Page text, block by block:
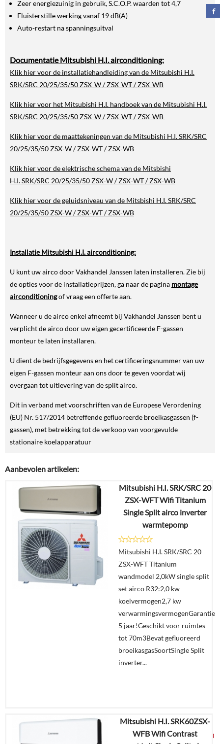
Zeer energiezuinig in gebruik, S.C.O.P. waarden tot 4,7
Fluisterstille werking vanaf 19 dB(A)
Auto-restart na spanningsuitval
Documentatie Mitsubishi H.I. airconditioning:
Klik hier voor de installatiehandleiding van de Mitsubishi H.I.
SRK/SRC 20/25/35/50 ZSX-W / ZSX-WT / ZSX-WB
Klik hier voor het Mitsubishi H.I. handboek van de Mitsubishi H.I.
SRK/SRC 20/25/35/50 ZSX-W / ZSX-WT / ZSX-WB
Klik hier voor de maattekeningen van de Mitsubishi H.I. SRK/SRC
20/25/35/50 ZSX-W / ZSX-WT / ZSX-WB
Klik hier voor de elektrische schema van de Mitsbishi
H.I. SRK/SRC 20/25/35/50 ZSX-W / ZSX-WT / ZSX-WB
Klik hier voor de geluidsniveau van de Mitsbishi H.I. SRK/SRC
20/25/35/50 ZSX-W / ZSX-WT / ZSX-WB
Installatie Mitsubishi H.I. airconditioning:
U kunt uw airco door Vakhandel Janssen laten installeren. Zie bij
de opties voor de installatieprijzen, ga naar de pagina montage
airconditioningof vraag een offerte aan.
Wanneer u de airco enkel afneemt bij Vakhandel Janssen bent u
verplicht de airco door uw eigen gecertificeerde F-gassen
monteur te laten installaren.
U dient de bedrijfsgegevens en het certificeringsnummer van uw
eigen F-gassen monteur aan ons door te geven voordat wij
overgaan tot uitlevering van de split airco.
Dit in verband met voorschriften van de Europese Verordening
(EU) Nr. 517/2014 betreffende gefluoreerde broeikasgassen (f-
gassen), met betrekking tot de verkoop van voorgevulde
stationaire koelapparatuur
Aanbevolen artikelen:
Mitsubishi H.I. SRK/SRC 20
ZSX-WFT Wifi Titanium
Single Split airco inverter
warmtepomp
Mitsubishi H.I. SRK/SRC 20
ZSX-WFT Titanium
wandmodel 2,0kW single split
set airco R32:2,0 kw
koelvermogen2,7 kw
verwarmingsvermogenGarantie
5 jaar!Geschikt voor ruimtes
tot 70m3Bevat gefluoreerd
broeikasgasSoortSingle Split
inverter...
€3.724,38
€1.959,00
Mitsubishi H.I. SRK60ZSX-
WFB Wifi Contrast